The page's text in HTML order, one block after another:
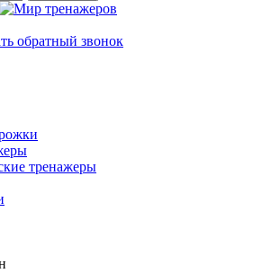
обратный звонок
тренажеры